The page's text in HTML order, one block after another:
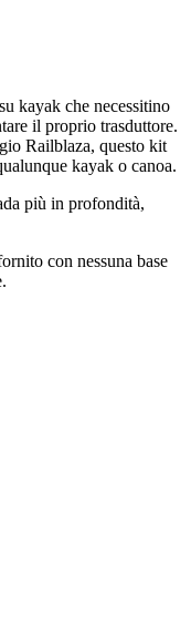
kayak che necessitino
il proprio trasduttore.
Railblaza, questo kit
kayak o canoa.
più in profondità,
con nessuna base